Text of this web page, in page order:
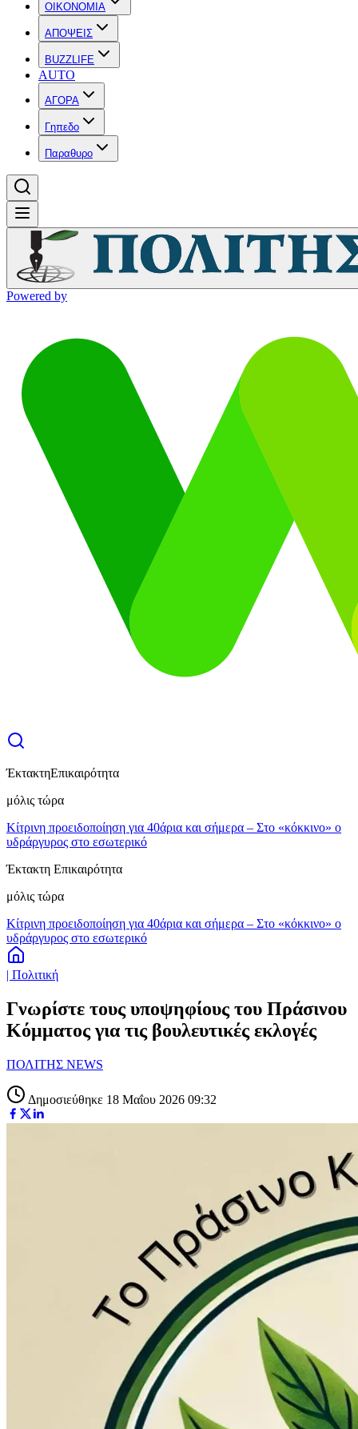
OIKONOMIA
ΑΠΟΨΕΙΣ
BUZZLIFE
AUTO
ΑΓΟΡΑ
Γηπεδο
Παραθυρο
Powered by
ΈκτακτηΕπικαιρότητα
μόλις τώρα
Κίτρινη προειδοποίηση για 40άρια και σήμερα – Στο «κόκκινο» ο
υδράργυρος στο εσωτερικό
Έκτακτη Επικαιρότητα
μόλις τώρα
Κίτρινη προειδοποίηση για 40άρια και σήμερα – Στο «κόκκινο» ο
υδράργυρος στο εσωτερικό
| Πολιτική
Γνωρίστε τους υποψηφίους του Πράσινου
Κόμματος για τις βουλευτικές εκλογές
ΠΟΛΙΤΗΣ NEWS
Δημοσιεύθηκε 18 Μαΐου 2026 09:32